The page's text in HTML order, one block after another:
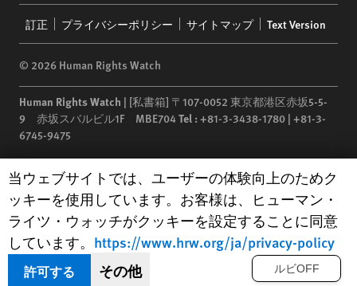
menu
訂正 プライバシーポリシー サイトマップ Text Version
© 2026 Human Rights Watch
Human Rights Watch | [私書箱] 〒107-0052 東京都港区赤坂5-5-
9 赤坂スバルビル1F MBE704Tel :+81-3-3438-1780 | +81-3-
6745-9475
Human Rights Watchis a 501(C)(3) nonprofit registered in the US
under EIN: 13-2875808
ルビOFF
Human Rights Watch cookie preferences
当ウェブサイトでは、ユーザーの体験向上のためク
ッキーを使用しています。お客様は、ヒューマン・
ライツ・ウォッチがクッキーを設定することに同意
しています。 https://www.hrw.org/ja/privacy-policy
許可する その他